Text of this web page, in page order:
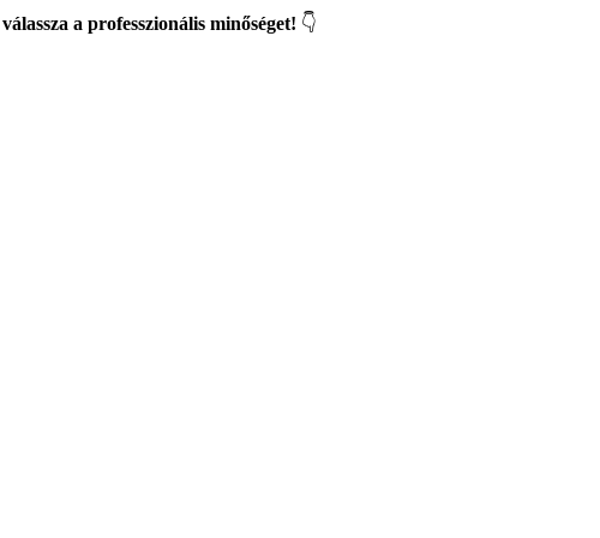
a professzionális minőséget! 👇